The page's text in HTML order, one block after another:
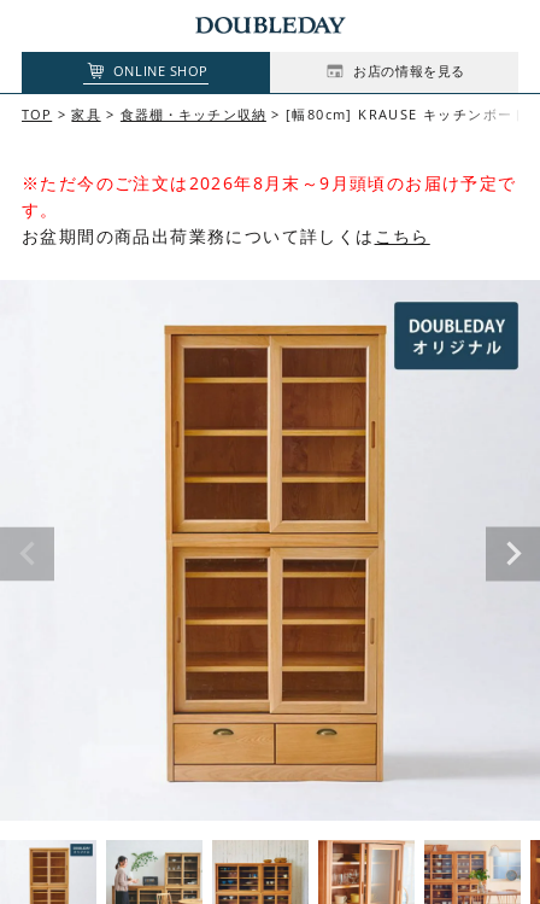
ONLINE SHOP お店の情報を見る
TOP 家具 食器棚・キッチン収納 [幅80cm] KRAUSE キッチンボード
※ただ今のご注文は2026年8月末～9月頭頃のお届け予定で
す。
お盆期間の商品出荷業務について詳しくは こちら